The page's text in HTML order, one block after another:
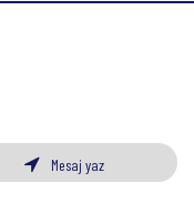
Mesaj yaz